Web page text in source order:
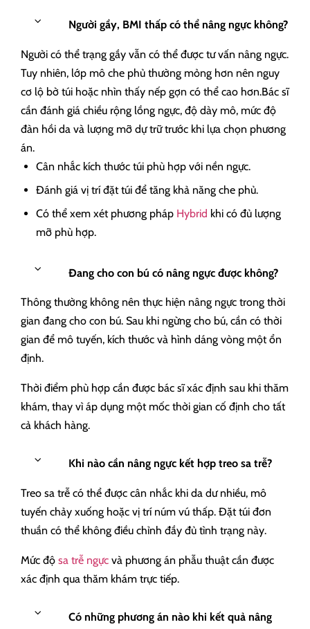
Người gầy, BMI thấp có thể nâng ngực không?
Người có thể trạng gầy vẫn có thể được tư vấn nâng ngực.
Tuy nhiên, lớp mô che phủ thường mỏng hơn nên nguy
cơ lộ bờ túi hoặc nhìn thấy nếp gợn có thể cao hơn.Bác sĩ
cần đánh giá chiều rộng lồng ngực, độ dày mô, mức độ
đàn hồi da và lượng mỡ dự trữ trước khi lựa chọn phương
án.
Cân nhắc kích thước túi phù hợp với nền ngực.
Đánh giá vị trí đặt túi để tăng khả năng che phủ.
Có thể xem xét phương pháp Hybrid khi có đủ lượng
mỡ phù hợp.
Đang cho con bú có nâng ngực được không?
Thông thường không nên thực hiện nâng ngực trong thời
gian đang cho con bú. Sau khi ngừng cho bú, cần có thời
gian để mô tuyến, kích thước và hình dáng vòng một ổn
định.
Thời điểm phù hợp cần được bác sĩ xác định sau khi thăm
khám, thay vì áp dụng một mốc thời gian cố định cho tất
cả khách hàng.
Khi nào cần nâng ngực kết hợp treo sa trễ?
Treo sa trễ có thể được cân nhắc khi da dư nhiều, mô
tuyến chảy xuống hoặc vị trí núm vú thấp. Đặt túi đơn
thuần có thể không điều chỉnh đầy đủ tình trạng này.
Mức độ sa trễ ngực và phương án phẫu thuật cần được
xác định qua thăm khám trực tiếp.
Có những phương án nào khi kết quả nâng